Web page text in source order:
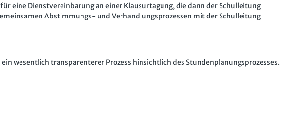
eine Dienstvereinbarung an einer Klausurtagung, die dann der Schulleitung
Abstimmungs- und Verhandlungsprozessen mit der Schulleitung
wesentlich transparenterer Prozess hinsichtlich des Stundenplanungsprozesses.